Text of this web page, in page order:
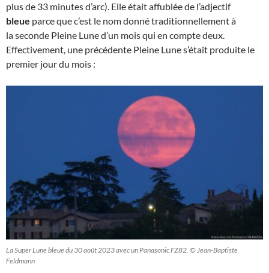
plus de 33 minutes d’arc). Elle était affublée de l’adjectif
bleue parce que c’est le nom donné traditionnellement à
la seconde Pleine Lune d’un mois qui en compte deux.
Effectivement, une précédente Pleine Lune s’était produite le
premier jour du mois :
La Super Lune bleue du 30 août 2023 avec un Panasonic FZ82. © Jean-Baptiste
Feldmann